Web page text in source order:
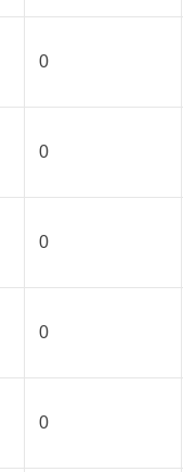
0
0
0
0
0